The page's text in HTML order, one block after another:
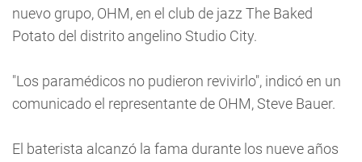
nuevo grupo, OHM, en el club de jazz The Baked
Potato del distrito angelino Studio City.
"Los paramédicos no pudieron revivirlo", indicó en un
comunicado el representante de OHM, Steve Bauer.
El baterista alcanzó la fama durante los nueve años